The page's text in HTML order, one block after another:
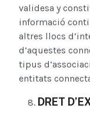
validesa y
informació
altres llocs
d’aquestes
tipus
entitats
DRET